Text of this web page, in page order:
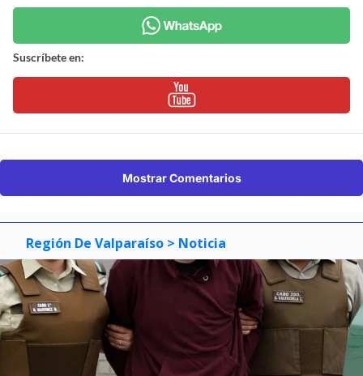
Suscríbete en:
Mostrar Comentarios
Región De Valparaíso > Noticia